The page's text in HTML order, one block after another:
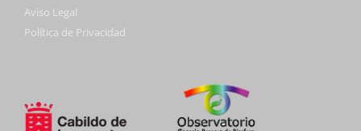
Aviso Legal
Política de Privacidad